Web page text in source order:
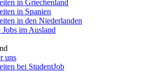
in Griechenland
in Spanien
in den Niederlanden
im Ausland
uns
bei StudentJob